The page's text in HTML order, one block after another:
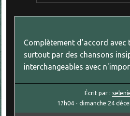
Complètement d'accord avec
surtout par des chansons
interchangeables avec
Écrit par :
17h04 -dimanche 24